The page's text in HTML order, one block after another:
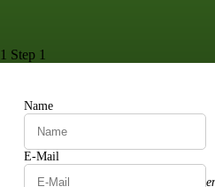
1 Step 1
Name
E-Mail